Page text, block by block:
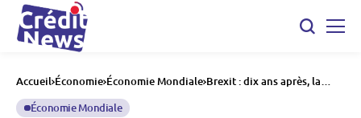
Accueil Économie Économie Mondiale Brexit : dix ans après, la
facture continue de
Économie Mondiale